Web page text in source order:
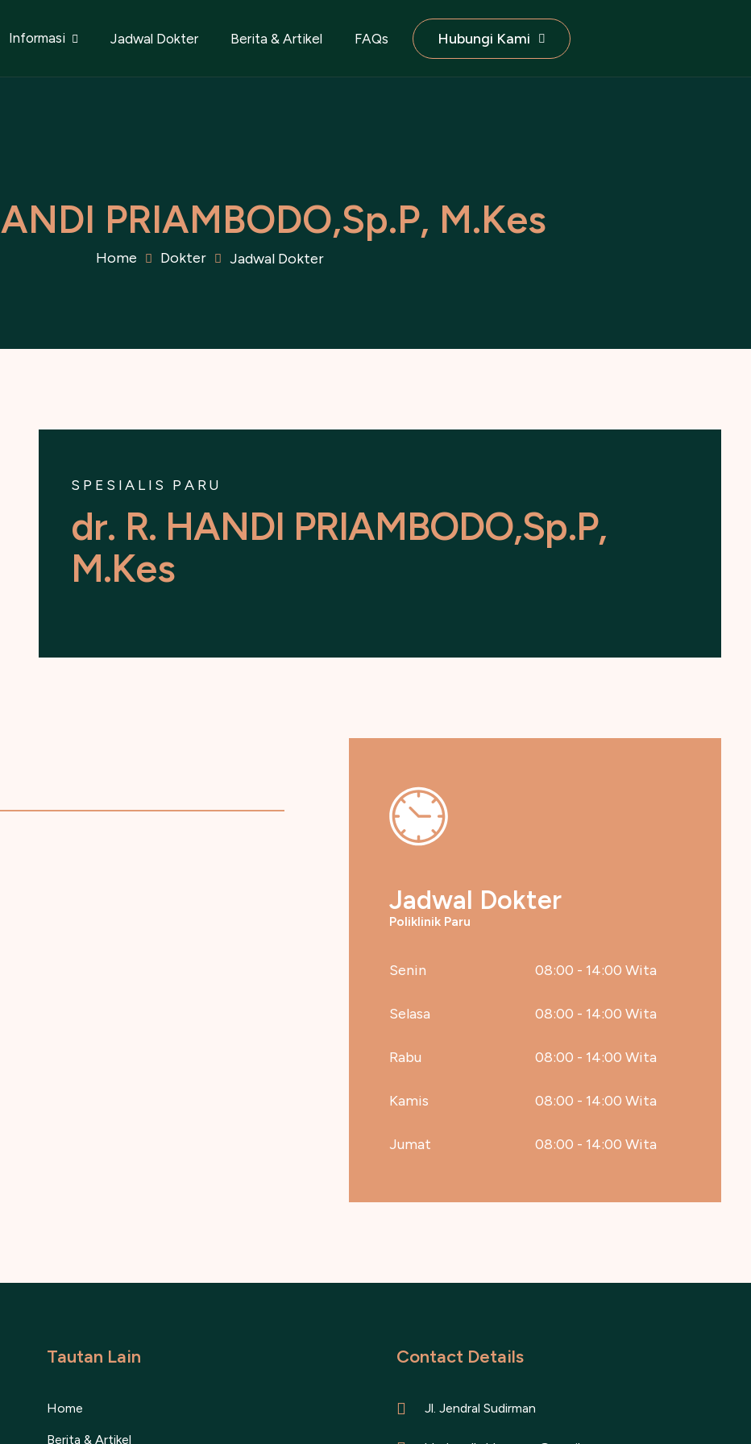
Informasi Jadwal Dokter Berita & Artikel FAQs Hubungi Kami
ANDI PRIAMBODO,Sp.P, M.Kes
Home Dokter Jadwal Dokter
SPESIALIS PARU
dr. R. HANDI PRIAMBODO,Sp.P,
M.Kes
Jadwal Dokter
Poliklinik Paru
Senin 08:00 - 14:00 Wita
Selasa 08:00 - 14:00 Wita
Rabu 08:00 - 14:00 Wita
Kamis 08:00 - 14:00 Wita
Jumat 08:00 - 14:00 Wita
Tautan Lain
Home
Berita & Artikel
Contact Details
Jl. Jendral Sudirman